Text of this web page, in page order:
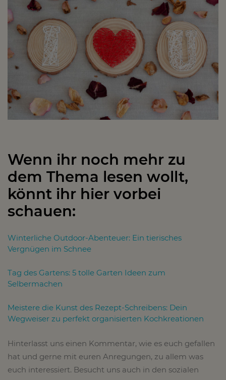
Wenn ihr noch mehr zu
dem Thema lesen wollt,
könnt ihr hier vorbei
schauen:
Winterliche Outdoor-Abenteuer: Ein tierisches
Vergnügen im Schnee
Tag des Gartens: 5 tolle Garten Ideen zum
Selbermachen
Meistere die Kunst des Rezept-Schreibens: Dein
Wegweiser zu perfekt organisierten Kochkreationen
Hinterlasst uns einen Kommentar, wie es euch gefallen
hat und gerne mit euren Anregungen, zu allem was
euch interessiert. Besucht uns auch in den sozialen